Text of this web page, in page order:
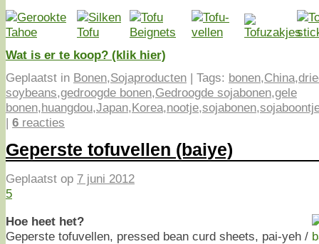
Wat is er te koop? (klik hier)
Geplaatst in Bonen,Sojaproducten | Tags: bonen,China,
soybeans,gedroogde bonen,Gedroogde sojabonen,gele
bonen,huangdou,Japan,Korea,nootje,sojabonen,
| 6 reacties
Geperste tofuvellen (baiye)
Geplaatst op 7 juni 2012
5
Hoe heet het?
Geperste tofuvellen, pressed bean curd sheets, pai-yeh /